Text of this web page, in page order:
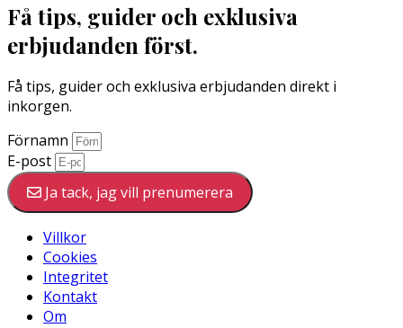
Få tips, guider och exklusiva
erbjudanden först.
Få tips, guider och exklusiva erbjudanden direkt i
inkorgen.
Förnamn
E-post
Ja tack, jag vill prenumerera
Villkor
Cookies
Integritet
Kontakt
Om